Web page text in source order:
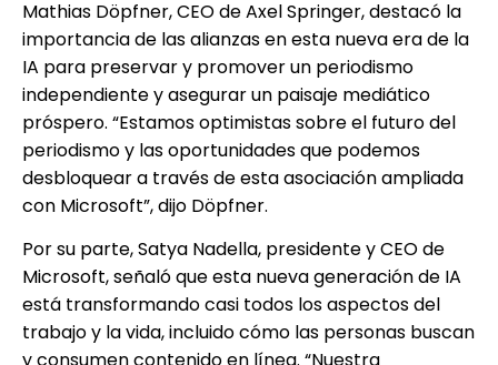
Mathias Döpfner, CEO de Axel Springer, destacó la
importancia de las alianzas en esta nueva era de la
IA para preservar y promover un periodismo
independiente y asegurar un paisaje mediático
próspero. “Estamos optimistas sobre el futuro del
periodismo y las oportunidades que podemos
desbloquear a través de esta asociación ampliada
con Microsoft”, dijo Döpfner.
Por su parte, Satya Nadella, presidente y CEO de
Microsoft, señaló que esta nueva generación de IA
está transformando casi todos los aspectos del
trabajo y la vida, incluido cómo las personas buscan